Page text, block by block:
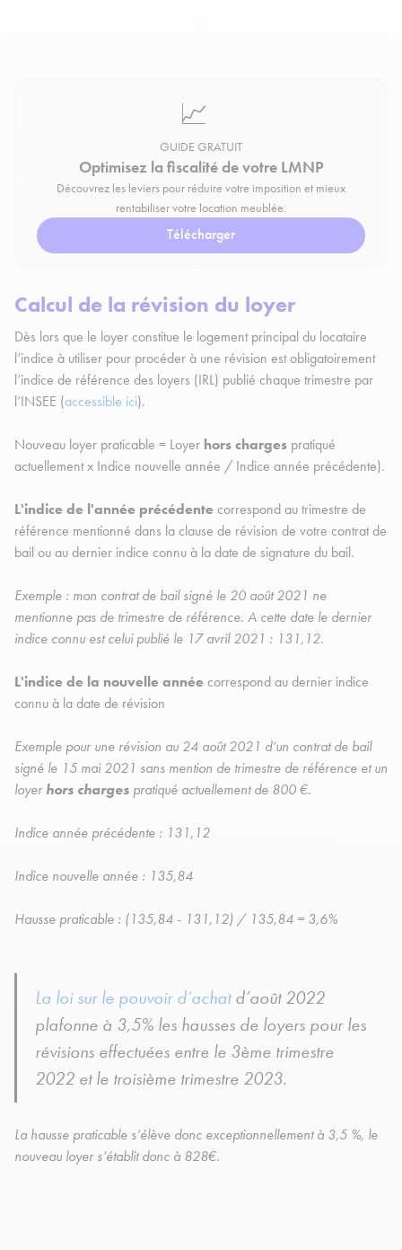
📈
GUIDE GRATUIT
Optimisez la fiscalité de votre LMNP
Découvrez les leviers pour réduire votre imposition et mieux
rentabiliser votre location meublée.
Télécharger
Calcul de la révision du loyer
Dès lors que le loyer constitue le logement principal du locataire
l’indice à utiliser pour procéder à une révision est obligatoirement
l’indice de référence des loyers (IRL) publié chaque trimestre par
l’INSEE (accessible ici).
Nouveau loyer praticable = Loyer hors charges pratiqué
actuellement x Indice nouvelle année / Indice année précédente).
L'indice de l'année précédente correspond au trimestre de
référence mentionné dans la clause de révision de votre contrat de
bail ou au dernier indice connu à la date de signature du bail.
Exemple : mon contrat de bail signé le 20 août 2021 ne
mentionne pas de trimestre de référence. A cette date le dernier
indice connu est celui publié le 17 avril 2021 : 131,12.
L'indice de la nouvelle année correspond au dernier indice
connu à la date de révision
Exemple pour une révision au 24 août 2021 d’un contrat de bail
signé le 15 mai 2021 sans mention de trimestre de référence et un
loyer hors charges pratiqué actuellement de 800 €.
Indice année précédente : 131,12
Indice nouvelle année : 135,84
Hausse praticable : (135,84 - 131,12) / 135,84 = 3,6%
La loi sur le pouvoir d’achatd’août 2022
plafonne à 3,5% les hausses de loyers pour les
révisions effectuées entre le 3ème trimestre
2022 et le troisième trimestre 2023.
La hausse praticable s’élève donc exceptionnellement à 3,5 %, le
nouveau loyer s’établit donc à 828€.